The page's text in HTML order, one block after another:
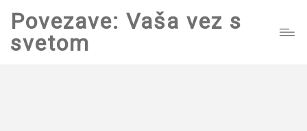
Povezave: Vaša vez s
svetom